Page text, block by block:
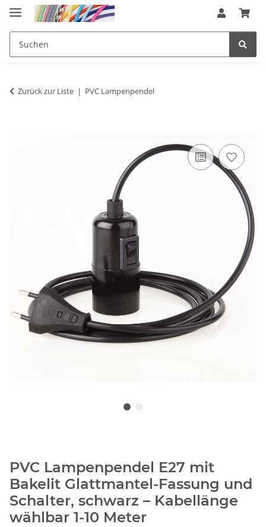
Zurück zur Liste PVC Lampenpendel
PVC Lampenpendel E27 mit
Bakelit Glattmantel-Fassung und
Schalter, schwarz – Kabellänge
wählbar 1-10 Meter